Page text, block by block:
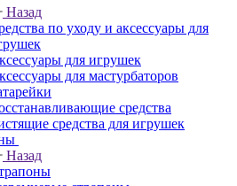
Назад
по уходу и аксессуары для
для игрушек
для мастурбаторов
средства
средства для игрушек
Назад